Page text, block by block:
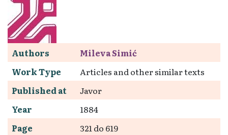
Authors
Mileva Simić
Work Type
Articles and other similar texts
Published at
Javor
Year
1884
Page
321 do 619